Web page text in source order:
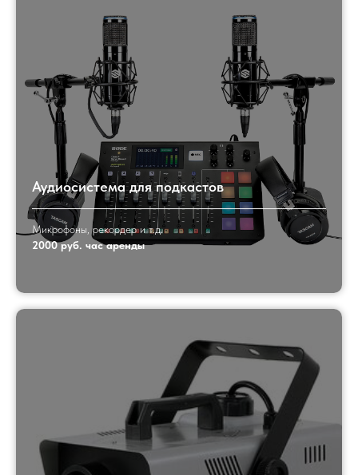
Аудиосистема для подкастов
Микрофоны, рекордер и т.д.
2000 руб. час аренды